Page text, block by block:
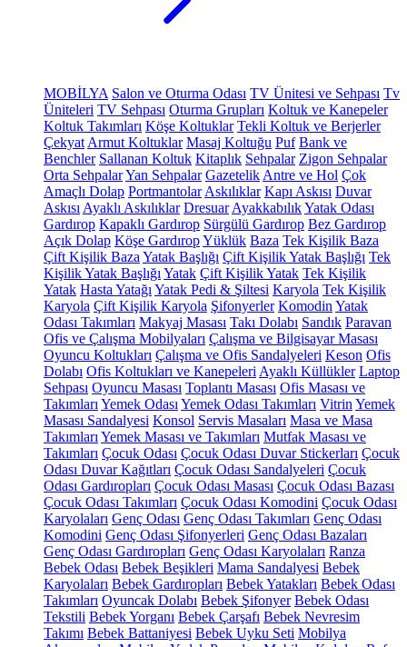
MOBİLYA Salon ve Oturma Odası TV Ünitesi ve Sehpası Tv
Üniteleri TV Sehpası Oturma Grupları Koltuk ve Kanepeler
Koltuk Takımları Köşe Koltuklar Tekli Koltuk ve Berjerler
Çekyat Armut Koltuklar Masaj Koltuğu Puf Bank ve
Benchler Sallanan Koltuk Kitaplık Sehpalar Zigon Sehpalar
Orta SehpalarYan Sehpalar Gazetelik Antre ve Hol Çok
Amaçlı Dolap Portmantolar Askılıklar Kapı Askısı Duvar
Askısı Ayaklı Askılıklar Dresuar AyakkabılıkYatak Odası
Gardırop Kapaklı Gardırop Sürgülü Gardırop Bez Gardırop
Açık Dolap Köşe GardıropYüklük Baza Tek Kişilik Baza
Çift Kişilik Baza Yatak Başlığı Çift Kişilik Yatak Başlığı Tek
Kişilik Yatak Başlığı Yatak Çift Kişilik Yatak Tek Kişilik
Yatak Hasta Yatağı Yatak Pedi & Şiltesi Karyola Tek Kişilik
Karyola Çift Kişilik Karyola Şifonyerler Komodin Yatak
Odası Takımları Makyaj Masası Takı Dolabı Sandık Paravan
Ofis ve Çalışma Mobilyaları Çalışma ve Bilgisayar Masası
Oyuncu Koltukları Çalışma ve Ofis Sandalyeleri Keson Ofis
Dolabı Ofis Koltukları ve Kanepeleri Ayaklı Küllükler Laptop
Sehpası Oyuncu Masası Toplantı Masası Ofis Masası ve
Takımları Yemek Odası Yemek Odası Takımları Vitrin Yemek
Masası Sandalyesi Konsol Servis Masaları Masa ve Masa
Takımları Yemek Masası ve Takımları Mutfak Masası ve
Takımları Çocuk Odası Çocuk Odası Duvar Stickerları Çocuk
Odası Duvar Kağıtları Çocuk Odası Sandalyeleri Çocuk
Odası Gardıropları Çocuk Odası Masası Çocuk Odası Bazası
Çocuk Odası Takımları Çocuk Odası Komodini Çocuk Odası
Karyolaları Genç Odası Genç Odası Takımları Genç Odası
Komodini Genç Odası Şifonyerleri Genç Odası Bazaları
Genç Odası Gardıropları Genç Odası Karyolaları Ranza
Bebek Odası Bebek Beşikleri Mama Sandalyesi Bebek
Karyolaları Bebek Gardıropları Bebek Yatakları Bebek Odası
Takımları Oyuncak Dolabı Bebek Şifonyer Bebek Odası
Tekstili Bebek Yorganı Bebek Çarşafı Bebek Nevresim
Takımı Bebek Battaniyesi Bebek Uyku Seti Mobilya